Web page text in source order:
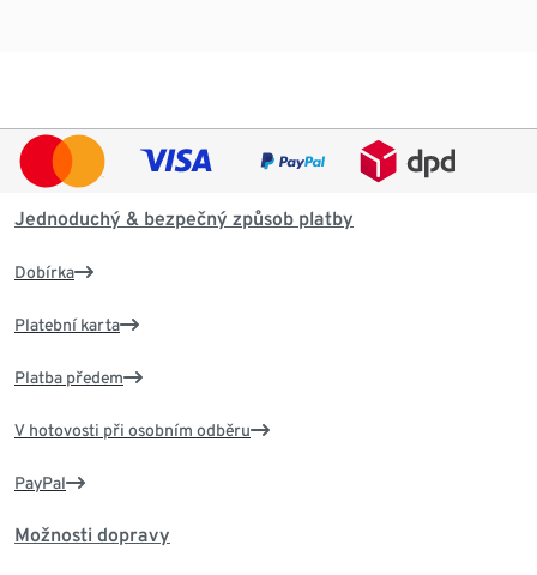
Jednoduchý & bezpečný způsob platby
Dobírka
Platební karta
Platba předem
V hotovosti při osobním odběru
PayPal
Možnosti dopravy